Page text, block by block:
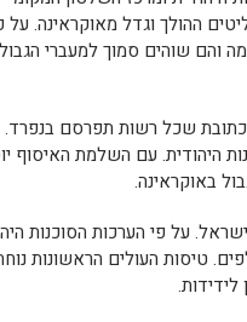
ההולך וגדל מאוקראינה. על
והם שוהים סמוך למעברי
שכל רשות תפרסם
היהודית. עם השלמת האיסוף
באוקראינה.
על פי הערכות הסוכנות
טיסות העולים הראשונות